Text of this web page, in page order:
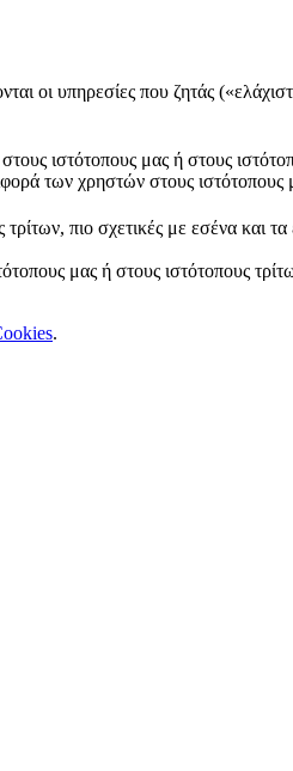
οι υπηρεσίες που ζητάς
ιστότοπους μας ή στους
των χρηστών στους ιστότοπους
πιο σχετικές με εσένα και
μας ή στους ιστότοπους
.